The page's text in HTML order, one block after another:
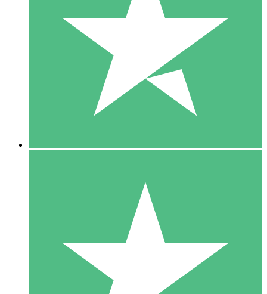
Betala per användning med nedladdningskrediter. Inget
1 Nedladdningar
10 00
10 Nedladdningar
20 00